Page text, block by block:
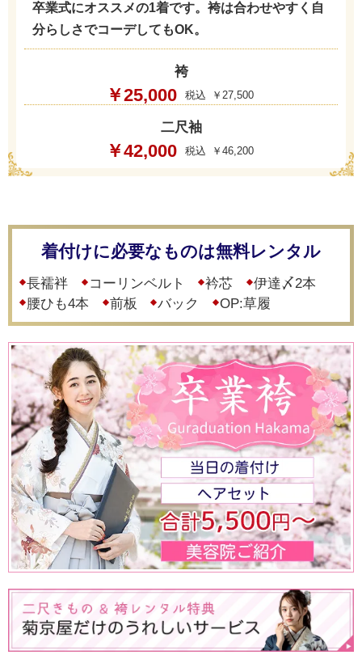
卒業式にオススメの1着です。袴は合わせやすく自
分らしさでコーデしてもOK。
袴
￥25,000 ￥27,500
二尺袖
￥42,000 ￥46,200
着付けに必要なものは無料レンタル
長襦袢 コーリンベルト 衿芯
伊達〆2本
腰ひも4本
前板 バック OP:草履